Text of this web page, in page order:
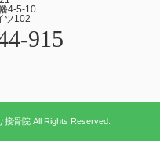
4-5-10
ツ102
915
骨院 All Rights Reserved.